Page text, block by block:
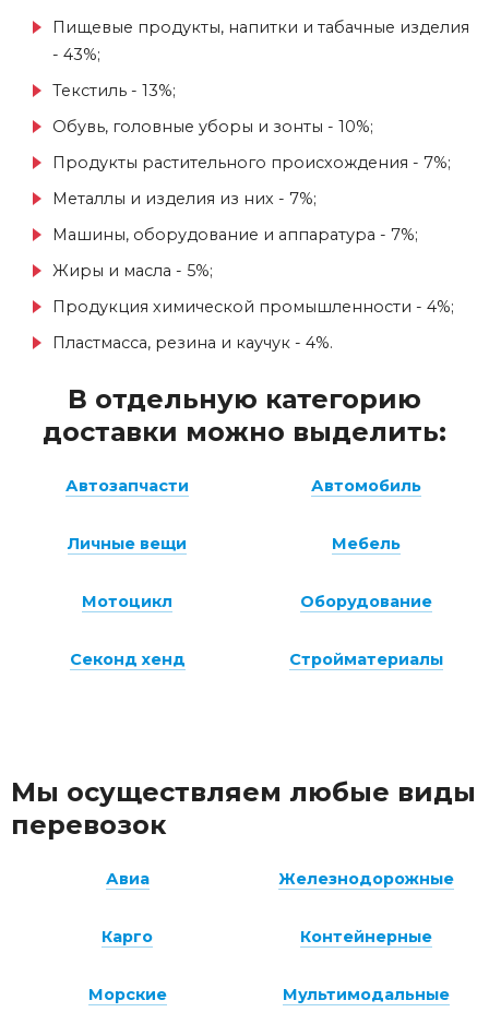
Мы осуществляем любые виды
перевозок
Авиа Железнодорожные
Карго Контейнерные
Морские Мультимодальные
Пищевые продукты, напитки и табачные изделия
- 43%;
Текстиль - 13%;
Обувь, головные уборы и зонты - 10%;
Продукты растительного происхождения - 7%;
Металлы и изделия из них - 7%;
Машины, оборудование и аппаратура - 7%;
Жиры и масла - 5%;
Продукция химической промышленности - 4%;
Пластмасса, резина и каучук - 4%.
В отдельную категорию
доставки можно выделить:
Автозапчасти Автомобиль
Личные вещи Мебель
Мотоцикл Оборудование
Секонд хенд Стройматериалы